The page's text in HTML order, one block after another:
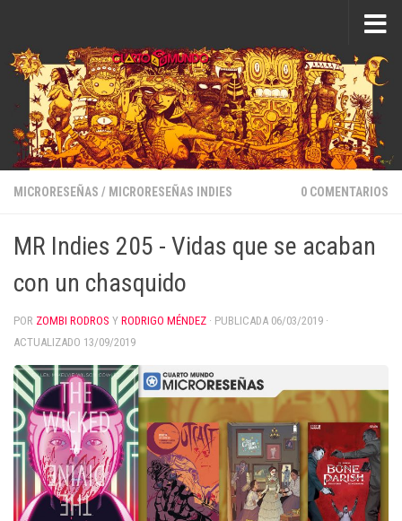
MICRORESEÑAS / MICRORESEÑAS INDIES 0 COMENTARIOS
MR Indies 205 - Vidas que se acaban
con un chasquido
POR ZOMBI RODROS Y RODRIGO MÉNDEZ · PUBLICADA 06/03/2019 ·
ACTUALIZADO 13/09/2019